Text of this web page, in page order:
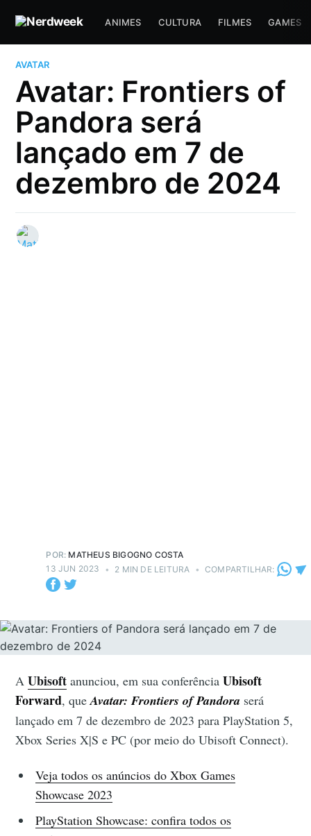
ANIMES CULTURA FILMES GAMES
AVATAR
Avatar: Frontiers of
Pandora será
lançado em 7 de
dezembro de 2024
POR: MATHEUS BIGOGNO COSTA
13 JUN 2023
• 2 MIN DE LEITURA • COMPARTILHAR:
AUbisoft anunciou, em sua conferênciaUbisoft
Forward, queAvatar: Frontiers of Pandora será
lançado em 7 de dezembro de 2023 para PlayStation 5,
Xbox Series X|S e PC (por meio do Ubisoft Connect).
Veja todos os anúncios do Xbox Games
Showcase 2023
PlayStation Showcase: confira todos os